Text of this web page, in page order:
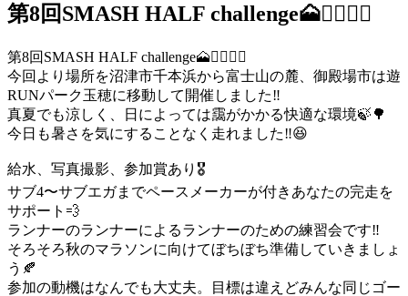
第8回SMASH HALF challenge🗻🏃‍♀️🏃‍♂️
第8回SMASH HALF challenge🗻🏃‍♀️🏃‍♂️
今回より場所を沼津市千本浜から富士山の麓、御殿場市は遊
RUNパーク玉穂に移動して開催しました‼
真夏でも涼しく、日によっては靄がかかる快適な環境🍃🌳
今日も暑さを気にすることなく走れました‼😆
給水、写真撮影、参加賞あり🎖️
サブ4〜サブエガまでペースメーカーが付きあなたの完走を
サポート💨
ランナーのランナーによるランナーのための練習会です‼
そろそろ秋のマラソンに向けてぼちぼち準備していきましょ
う🍂
参加の動機はなんでも大丈夫。目標は違えどみんな同じゴー